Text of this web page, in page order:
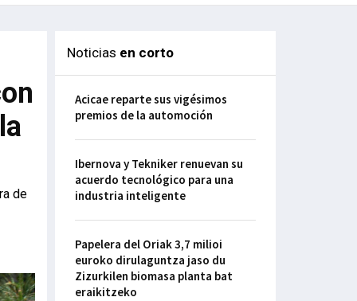
de
Noticias en corto
Acicae reparte sus vigésimos
premios de la automoción
Ibernova y Tekniker renuevan su
acuerdo tecnológico para una
industria inteligente
Papelera del Oriak 3,7 milioi
euroko dirulaguntza jaso du
Zizurkilen biomasa planta bat
eraikitzeko